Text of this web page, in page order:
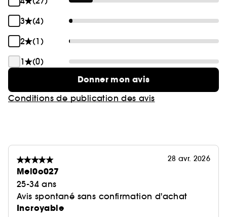
3
(4)
2
(1)
1
(0)
Donner mon avis
Conditions de publication des avis
28 avr. 2026
Mel0o027
25-34 ans
Avis spontané sans confirmation d'achat
Incroyable